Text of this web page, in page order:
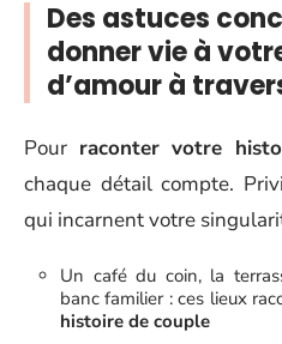
Des astuces
donner vie à
d’amour à
Pour raconter votre
chaque détail compte.
qui incarnent votre
Un café du coin, la
banc familier : ces lieux
histoire de couple